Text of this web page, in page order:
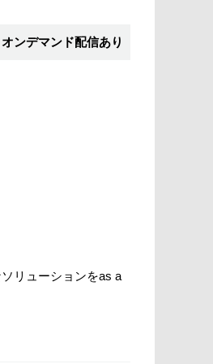
オンデマンド配信あり
リューションをas a